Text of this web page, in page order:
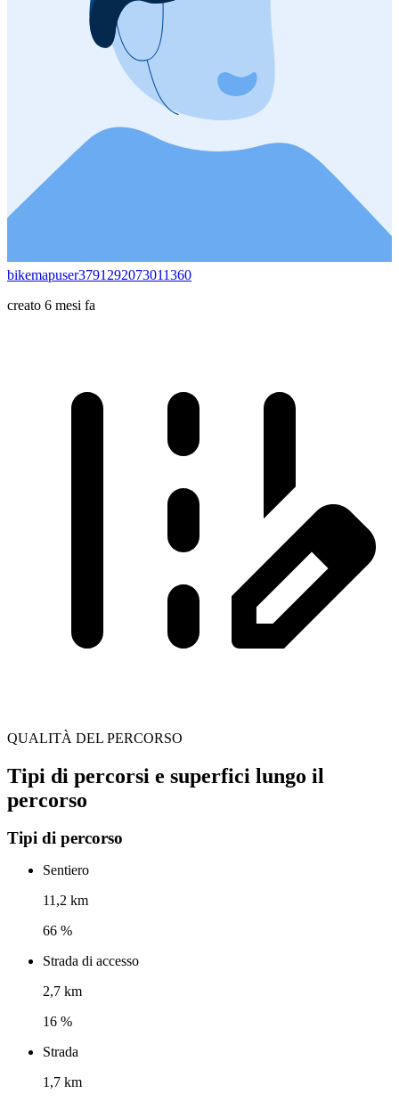
bikemapuser3791292073011360
creato 6 mesi fa
QUALITÀ DEL PERCORSO
Tipi di percorsi e superfici lungo il
percorso
Tipi di percorso
Sentiero
11,2 km
66 %
Strada di accesso
2,7 km
16 %
Strada
1,7 km